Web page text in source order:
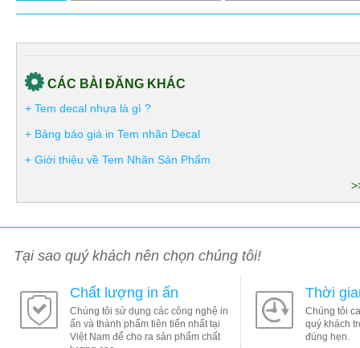
CÁC BÀI ĐĂNG KHÁC
+ Tem decal nhựa là gì ?
+ Bảng báo giá in Tem nhãn Decal
+ Giới thiệu về Tem Nhãn Sản Phẩm
Tại sao quý khách nên chọn chúng tôi!
Chất lượng in ấn
Chúng tôi sử dụng các công nghệ in
ấn và thành phẩm tiên tiến nhất tại
Việt Nam để cho ra sản phẩm chất
Thời
Chúng tôi
quý khách
đúng hẹn.